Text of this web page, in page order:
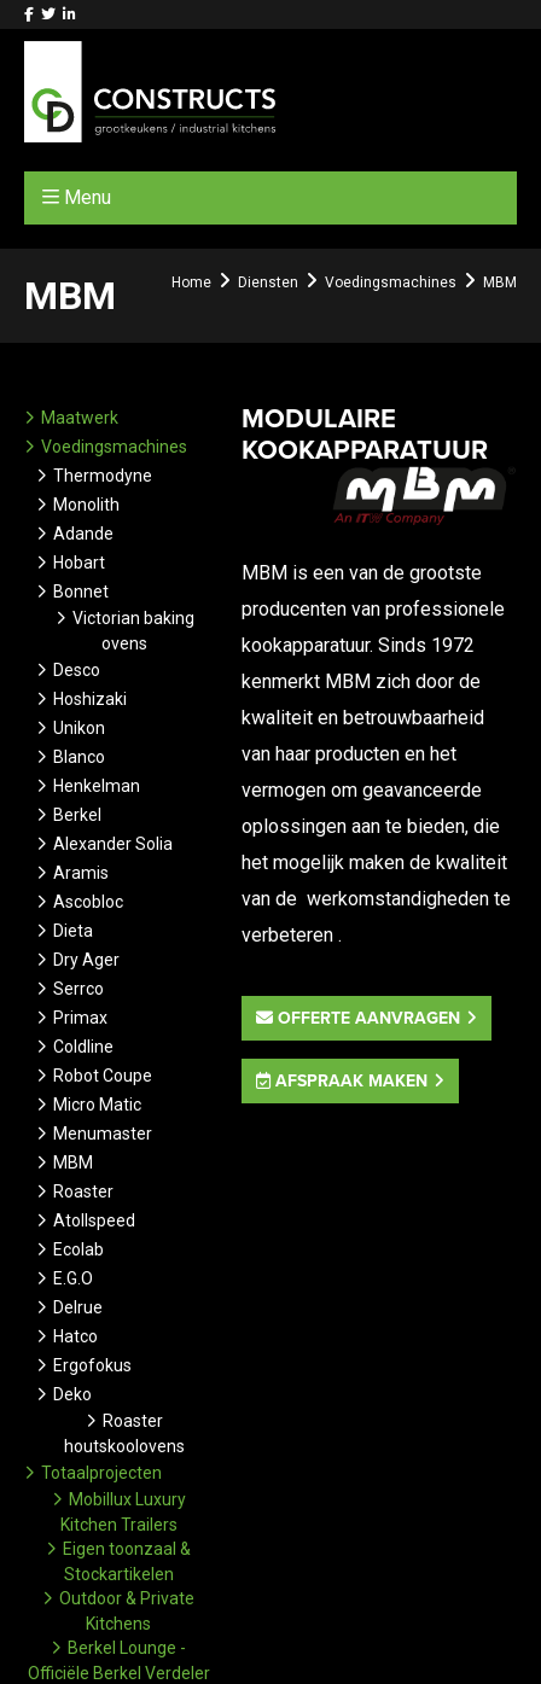
Menu
MBM Home Diensten Voedingsmachines MBM
Maatwerk
Voedingsmachines
Thermodyne
Monolith
Adande
Hobart
Bonnet
Victorian baking
ovens
Desco
Hoshizaki
Unikon
Blanco
Henkelman
Berkel
Alexander Solia
Aramis
Ascobloc
Dieta
Dry Ager
Serrco
Primax
Coldline
Robot Coupe
Micro Matic
Menumaster
MBM
Roaster
Atollspeed
Ecolab
E.G.O
Delrue
Hatco
Ergofokus
Deko
Roaster
houtskoolovens
Totaalprojecten
Mobillux Luxury
Kitchen Trailers
Eigen toonzaal &
Stockartikelen
Outdoor & Private
Kitchens
Berkel Lounge -
Officiële Berkel Verdeler
MODULAIRE
KOOKAPPARATUUR
MBM is een van de grootste
producenten van professionele
kookapparatuur. Sinds 1972
kenmerkt MBM zich door de
kwaliteit en betrouwbaarheid
van haar producten en het
vermogen om geavanceerde
oplossingen aan te bieden, die
het mogelijk maken de kwaliteit
van de werkomstandigheden te
verbeteren .
OFFERTE AANVRAGEN
AFSPRAAK MAKEN